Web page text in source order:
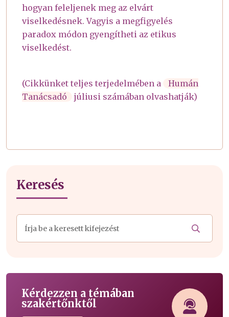
hogyan feleljenek meg az elvárt
viselkedésnek. Vagyis a megfigyelés
paradox módon gyengítheti az etikus
viselkedést.
(Cikkünket teljes terjedelmében a
Humán
Tanácsadó
júliusi számában olvashatják)
Keresés
Kérdezzen a témában
szakértőnktől